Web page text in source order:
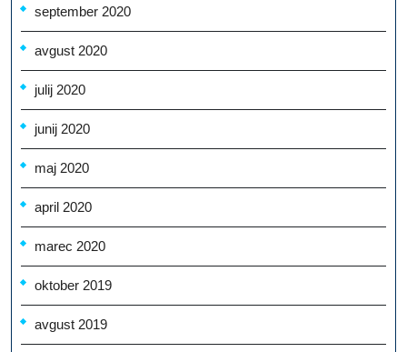
september 2020
avgust 2020
julij 2020
junij 2020
maj 2020
april 2020
marec 2020
oktober 2019
avgust 2019